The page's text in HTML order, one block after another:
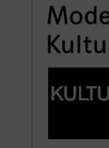
Referenzen
Kontakt